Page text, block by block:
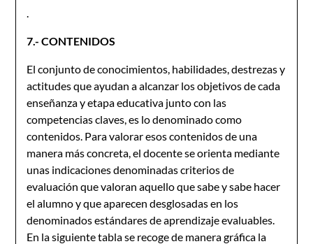
.
7.- CONTENIDOS
El conjunto de conocimientos, habilidades, destrezas y
actitudes que ayudan a alcanzar los objetivos de cada
enseñanza y etapa educativa junto con las
competencias claves, es lo denominado como
contenidos. Para valorar esos contenidos de una
manera más concreta, el docente se orienta mediante
unas indicaciones denominadas criterios de
evaluación que valoran aquello que sabe y sabe hacer
el alumno y que aparecen desglosadas en los
denominados estándares de aprendizaje evaluables.
En la siguiente tabla se recoge de manera gráfica la